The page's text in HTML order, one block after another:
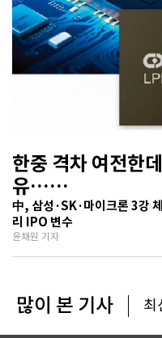
한중 격차 여전한
유…
기술보다 무서운 ‘
中, 삼성·SK·마이크론 3강
리 IPO 변수
윤채원 기자
많이 본 기사 최